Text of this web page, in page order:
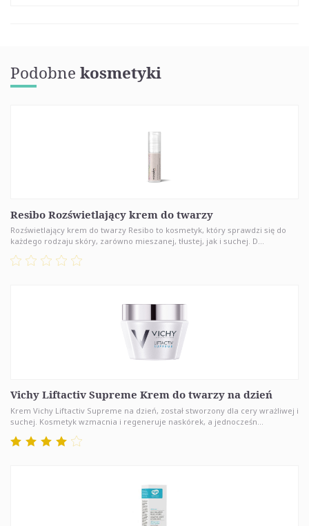
Podobne kosmetyki
Resibo Rozświetlający krem do twarzy
Rozświetlający krem do twarzy Resibo to kosmetyk, który sprawdzi się do
każdego rodzaju skóry, zarówno mieszanej, tłustej, jak i suchej. D...
Vichy Liftactiv Supreme Krem do twarzy na dzień
Krem Vichy Liftactiv Supreme na dzień, został stworzony dla cery wrażliwej i
suchej. Kosmetyk wzmacnia i regeneruje naskórek, a jednocześn...